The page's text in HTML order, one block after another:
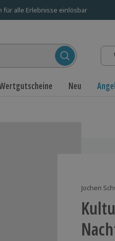
für alle Erlebnisse einlösbar
Neu
Jochen